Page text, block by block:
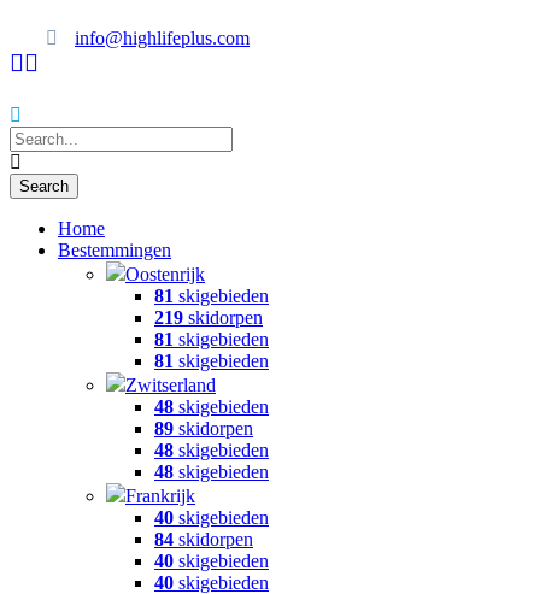
info@highlifeplus.com
Home
Bestemmingen
Oostenrijk
81 skigebieden
219 skidorpen
81 skigebieden
81 skigebieden
Zwitserland
48 skigebieden
89 skidorpen
48 skigebieden
48 skigebieden
Frankrijk
40 skigebieden
84 skidorpen
40 skigebieden
40 skigebieden